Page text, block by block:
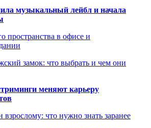
музыкальный лейбл и начала
пространства в офисе и
замок: что выбрать и чем они
меняют карьеру
взрослому: что нужно знать заранее